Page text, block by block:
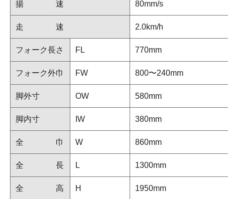
揚 速 80mm/s
走 速 2.0km/h
フォーク長さ FL 770mm
フォーク外巾 FW 800〜240mm
脚外寸 OW 580mm
脚内寸 IW 380mm
全 巾 W 860mm
全 長 L 1300mm
全 高 H 1950mm